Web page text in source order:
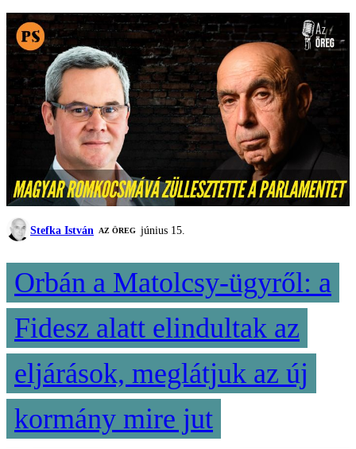
Stefka István AZ ÖREG június 15.
Orbán a Matolcsy-ügyről: a
Fidesz alatt elindultak az
eljárások, meglátjuk az új
kormány mire jut